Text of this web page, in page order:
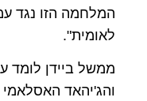
המלחמה הזו נגד
לאומית".
ממשל ביידן לומד
והג'יהאד האסלאמי